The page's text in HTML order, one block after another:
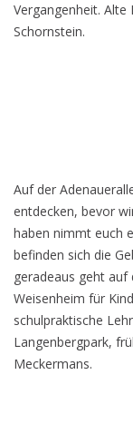
Vergangenheit. Alte
Schornstein.
Auf der
entdecken, bevor
haben nimmt euch
befinden sich die
geradeaus geht auf
Weisenheim für
schulpraktische
Langenbergpark,
Meckermans.